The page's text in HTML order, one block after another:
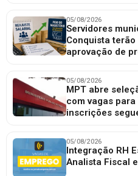
05/08/2026
Servidores
Conquista
aprovação de
05/08/2026
MPT abre
com vagas
inscrições
05/08/2026
Integração RH
Analista Fiscal